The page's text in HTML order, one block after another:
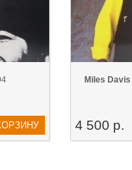
Miles Davis
4 500 р.